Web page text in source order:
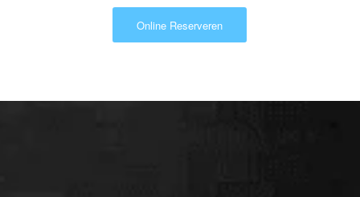
Online Reserveren